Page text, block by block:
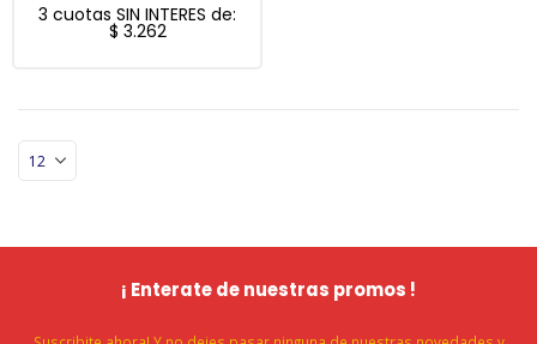
3 cuotas SIN INTERES de:
$ 3.262
¡ Enterate de nuestras promos !